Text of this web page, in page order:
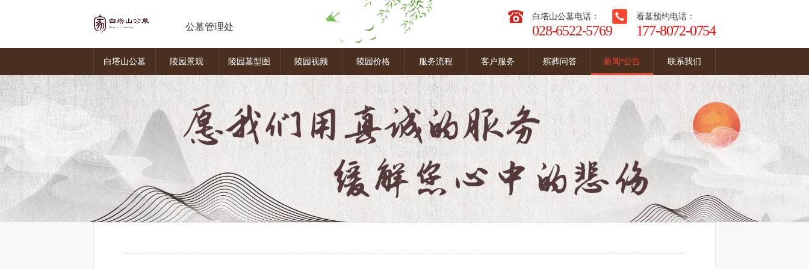
公墓管理处
看墓预约电话：
177-8072-0754
白塔山公墓电话：
028-6522-5769
白塔山公墓 陵园景观 陵园墓型图 陵园视频 陵园价格 服务流程 客户服务 殡葬问答 新闻*公告 联系我们